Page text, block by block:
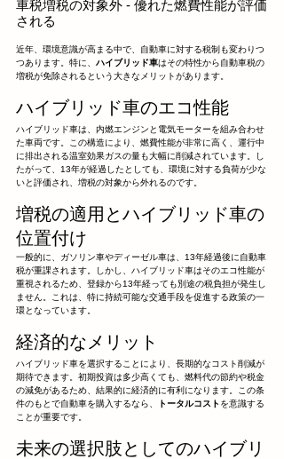
車税増税の対象外 - 優れた燃費性能が評価
される
近年、環境意識が高まる中で、自動車に対する税制も変わりつ
つあります。特に、 ハイブリッド車はその特性から自動車税の
増税が免除されるという大きなメリットがあります。
ハイブリッド車のエコ性能
ハイブリッド車は、内燃エンジンと電気モーターを組み合わせ
た車両です。この構造により、燃費性能が非常に高く、運行中
に排出される温室効果ガスの量も大幅に削減されています。し
たがって、13年が経過したとしても、環境に対する負荷が少な
いと評価され、増税の対象から外れるのです。
増税の適用とハイブリッド車の
位置付け
一般的に、ガソリン車やディーゼル車は、13年経過後に自動車
税が重課されます。しかし、ハイブリッド車はそのエコ性能が
重視されるため、登録から13年経っても別途の税負担が発生し
ません。これは、特に持続可能な交通手段を促進する政策の一
環となっています。
経済的なメリット
ハイブリッド車を選択することにより、長期的なコスト削減が
期待できます。初期投資は多少高くても、燃料代の節約や税金
の減免があるため、結果的に経済的に有利になります。この条
件のもとで自動車を購入するなら、
トータルコスト を意識する
ことが重要です。
未来の選択肢としてのハイブリ